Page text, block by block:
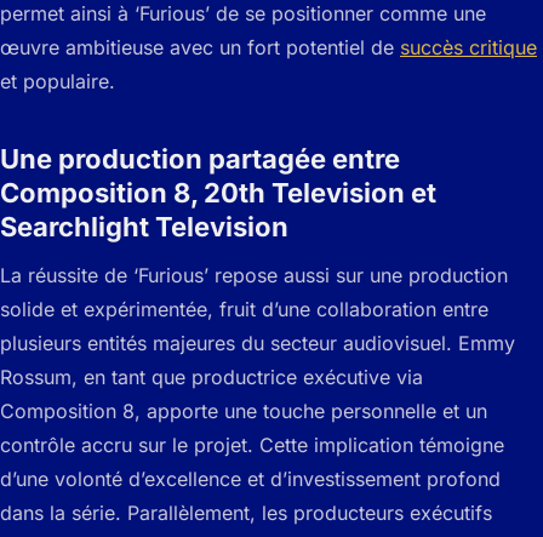
permet ainsi à ‘Furious’ de se positionner comme une
œuvre ambitieuse avec un fort potentiel de succès critique
et populaire.
Une production partagée entre
Composition 8, 20th Television et
Searchlight Television
La réussite de ‘Furious’ repose aussi sur une production
solide et expérimentée, fruit d’une collaboration entre
plusieurs entités majeures du secteur audiovisuel. Emmy
Rossum, en tant que productrice exécutive via
Composition 8, apporte une touche personnelle et un
contrôle accru sur le projet. Cette implication témoigne
d’une volonté d’excellence et d’investissement profond
dans la série. Parallèlement, les producteurs exécutifs